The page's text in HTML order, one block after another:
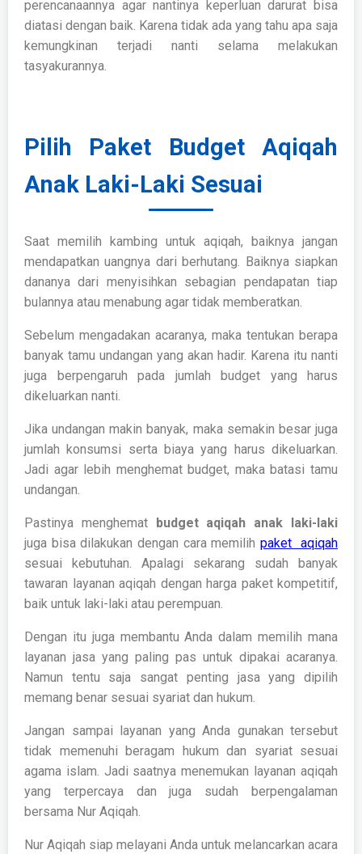
perencanaannya agar nantinya keperluan darurat bisa
diatasi dengan baik. Karena tidak ada yang tahu apa saja
kemungkinan terjadi nanti selama melakukan
tasyakurannya.
Pilih Paket Budget Aqiqah
Anak Laki-Laki Sesuai
Saat memilih kambing untuk aqiqah, baiknya jangan
mendapatkan uangnya dari berhutang. Baiknya siapkan
dananya dari menyisihkan sebagian pendapatan tiap
bulannya atau menabung agar tidak memberatkan.
Sebelum mengadakan acaranya, maka tentukan berapa
banyak tamu undangan yang akan hadir. Karena itu nanti
juga berpengaruh pada jumlah budget yang harus
dikeluarkan nanti.
Jika undangan makin banyak, maka semakin besar juga
jumlah konsumsi serta biaya yang harus dikeluarkan.
Jadi agar lebih menghemat budget, maka batasi tamu
undangan.
Pastinya menghemat budget aqiqah anak laki-laki
juga bisa dilakukan dengan cara memilih paket aqiqah
sesuai kebutuhan. Apalagi sekarang sudah banyak
tawaran layanan aqiqah dengan harga paket kompetitif,
baik untuk laki-laki atau perempuan.
Dengan itu juga membantu Anda dalam memilih mana
layanan jasa yang paling pas untuk dipakai acaranya.
Namun tentu saja sangat penting jasa yang dipilih
memang benar sesuai syariat dan hukum.
Jangan sampai layanan yang Anda gunakan tersebut
tidak memenuhi beragam hukum dan syariat sesuai
agama islam. Jadi saatnya menemukan layanan aqiqah
yang terpercaya dan juga sudah berpengalaman
bersama Nur Aqiqah.
Nur Aqiqah siap melayani Anda untuk melancarkan acara